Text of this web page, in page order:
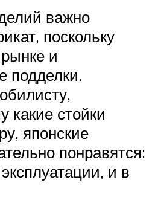
важно
поскольку
и
подделки.
какие стойки
японские
понравятся:
и в